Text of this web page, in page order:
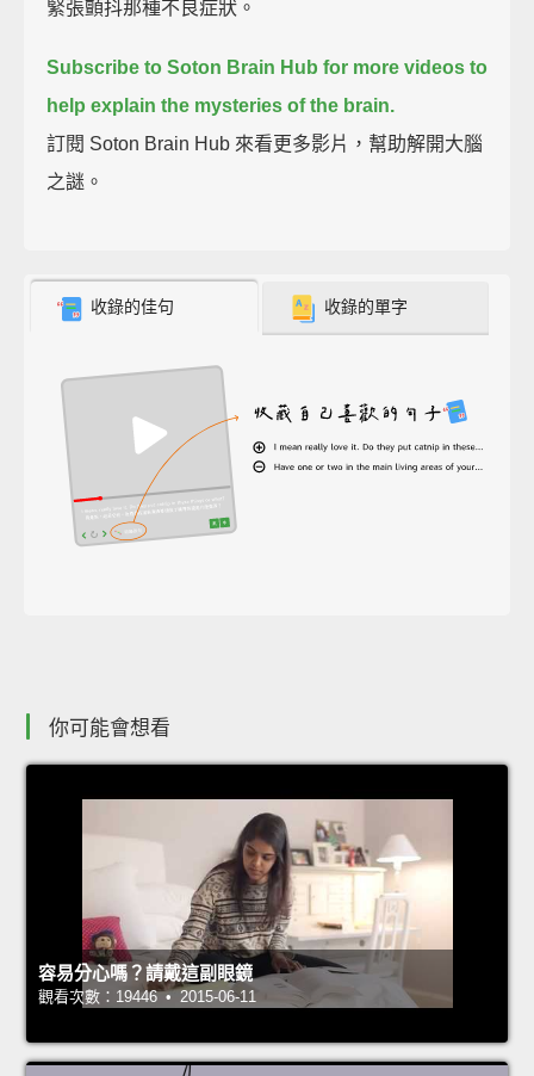
緊張顫抖那種不良症狀。
Subscribe to Soton Brain Hub for more videos to
help explain the mysteries of the brain.
訂閱 Soton Brain Hub 來看更多影片，幫助解開大腦
之謎。
收錄的佳句 收錄的單字
你可能會想看
容易分心嗎？請戴這副眼鏡
觀看次數：19446 • 2015-06-11